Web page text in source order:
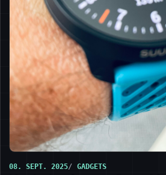
08. SEPT. 2025 GADGETS